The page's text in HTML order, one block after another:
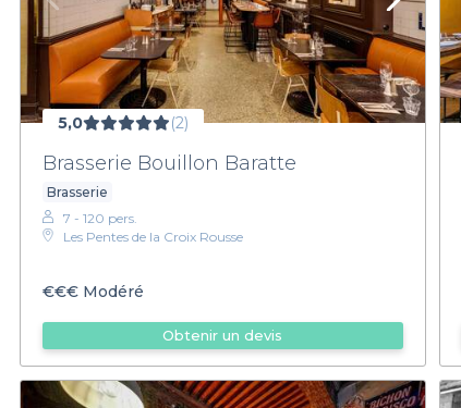
5,0 (2)
Brasserie Bouillon Baratte
Brasserie
7 - 120 pers.
Les Pentes de la Croix Rousse
€€€ Modéré
Obtenir un devis